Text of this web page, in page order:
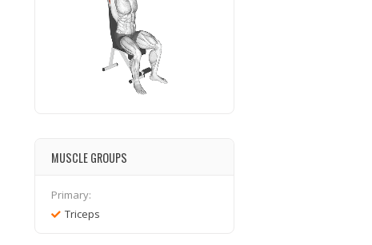
MUSCLE GROUPS
Primary:
Triceps